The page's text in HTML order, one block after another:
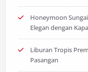
Honeymoon
Elegan dengan
Liburan Tropis
Pasangan